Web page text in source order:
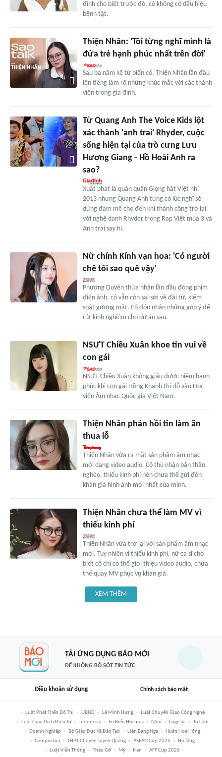
đình cho biết trước đó, cô không có dấu hiệu
bệnh tật.
Thiện Nhân: 'Tôi từng nghĩ mình là
đứa trẻ hạnh phúc nhất trên đời'
Sau ba năm kể từ biến cố, Thiện Nhân lần đầu
lên tiếng làm rõ những khúc mắc với các thành
viên trong gia đình.
Từ Quang Anh The Voice Kids lột
xác thành 'anh trai' Rhyder, cuộc
sống hiện tại của trò cưng Lưu
Hương Giang - Hồ Hoài Anh ra
sao?
Xuất phát là quán quân Giọng hát Việt nhí
2013 nhưng Quang Anh từng có lúc nghĩ sẽ
dừng đam mê cho đến khi thành công trở lại
với nghệ danh Rhyder trong Rap Việt mùa 3 và
Anh trai say hi.
Nữ chính Kính vạn hoa: 'Có người
chê tôi sao quê vậy'
Phương Duyên thừa nhận lần đầu đóng phim
điện ảnh, cô vẫn còn sai sót về đài từ, kiểm
soát gương mặt. Cô đón nhận những góp ý để
rút kinh nghiệm cho dự án sau.
NSƯT Chiều Xuân khoe tin vui về
con gái
NSƯT Chiều Xuân không giấu được niềm hạnh
phúc khi con gái Hồng Khanh thi đỗ vào Học
viện Âm nhạc Quốc gia Việt Nam.
Thiện Nhân phản hồi tin làm ăn
thua lỗ
Thiện Nhân vừa ra mắt sản phẩm âm nhạc
mới dạng video audio. Cô thú nhận bản thân
nghèo, thiếu kinh phí nên chưa thể gửi đến
khán giả hình ảnh mới nhất của mình.
Thiện Nhân chưa thể làm MV vì
thiếu kinh phí
Thiện Nhân vừa trở lại với sản phẩm âm nhạc
mới. Tuy nhiên vì thiếu kinh phí, nữ ca sĩ cho
biết cô chỉ có thể giới thiệu video audio, chưa
thể quay MV phục vụ khán giả.
XEM THÊM
TẢI ỨNG DỤNG BÁO MỚI
ĐỂ KHÔNG BỎ SÓT TIN TỨC
Điều khoản sử dụng Chính sách bảo mật
Luật Phát Triển Đô Thị UBND Lê Minh Hưng
Luật Chuyển Giao Công Nghệ
Luật Giao Dịch Điện Tử
Indonesia Eo Biển Hormuz Năm Logistic
Tô Lâm
Doanh Nghiệp
Bộ Giáo Dục Và Đào Tạo Liên Bang Nga
Huấn Hoa Hồng
Campuchia
THPT Chuyên Tuyên Quang ASEAN Cup 2026
Hạ Tầng
Luật Viễn Thông
Tháo Gỡ Mỹ Iran
AFF Cup 2026